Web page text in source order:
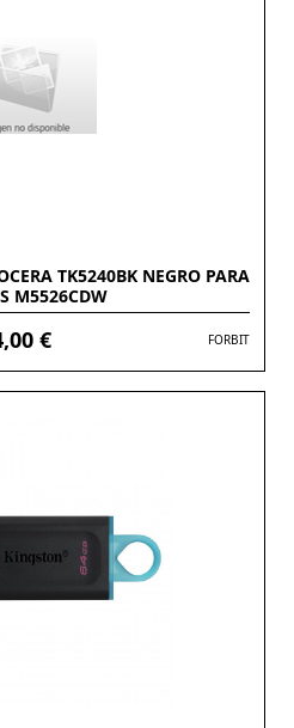
TK5240BK NEGRO PARA
M5526CDW
€ FORBIT